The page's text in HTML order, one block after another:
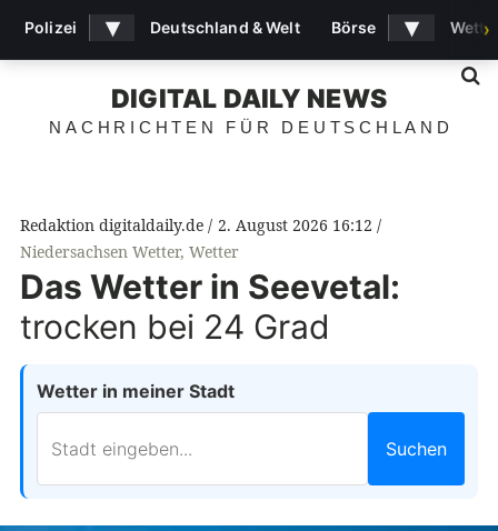
DIGITAL DAILY NEWS
NACHRICHTEN FÜR DEUTSCHLAND
Redaktion digitaldaily.de
2. August 2026 16:12
Niedersachsen Wetter, Wetter
Das Wetter in Seevetal:
trocken bei 24 Grad
Wetter in meiner Stadt
Suchen
Polizei ▾ Deutschland & Welt Börse ▾ ›